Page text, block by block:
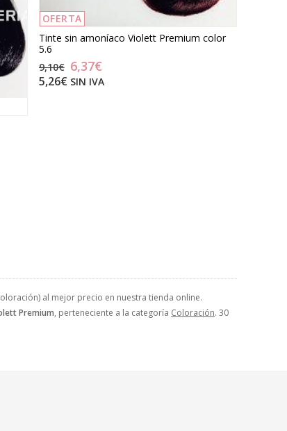
al mejor precio en nuestra tienda online.
Premium, perteneciente a la categoría Coloración. 30
OFERTA
Tinte sin amoníaco Violett Premium color
5.6
9,10€ 6,37€
5,26€ SIN IVA